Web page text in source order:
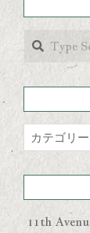
Search
GALLERY
11th